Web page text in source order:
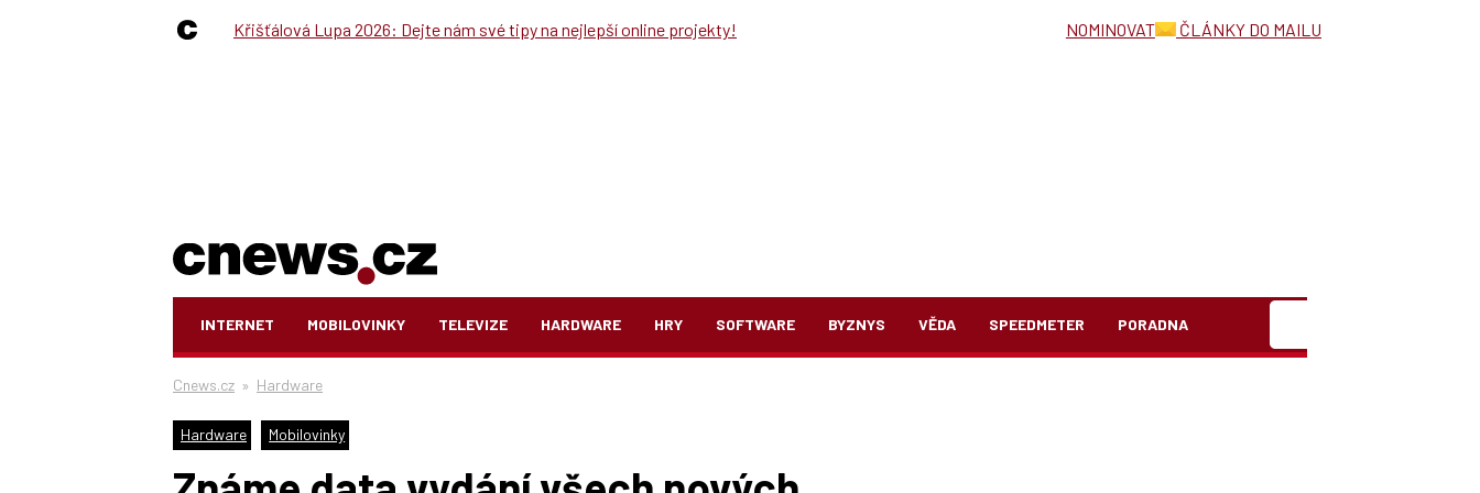
INTERNET MOBILOVINKY TELEVIZE HARDWARE HRY SOFTWARE BYZNYS VĚDA SPEEDMETER PORADNA
Cnews.cz » Hardware
Hardware Mobilovinky
Křišťálová Lupa 2026: Dejte nám své tipy na nejlepší online projekty! NOMINOVAT ČLÁNKY DO MAILU